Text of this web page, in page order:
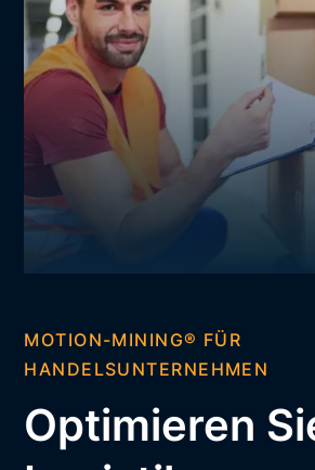
MOTION-MINING® FÜR
HANDELSUNTERNEHMEN
Optimieren